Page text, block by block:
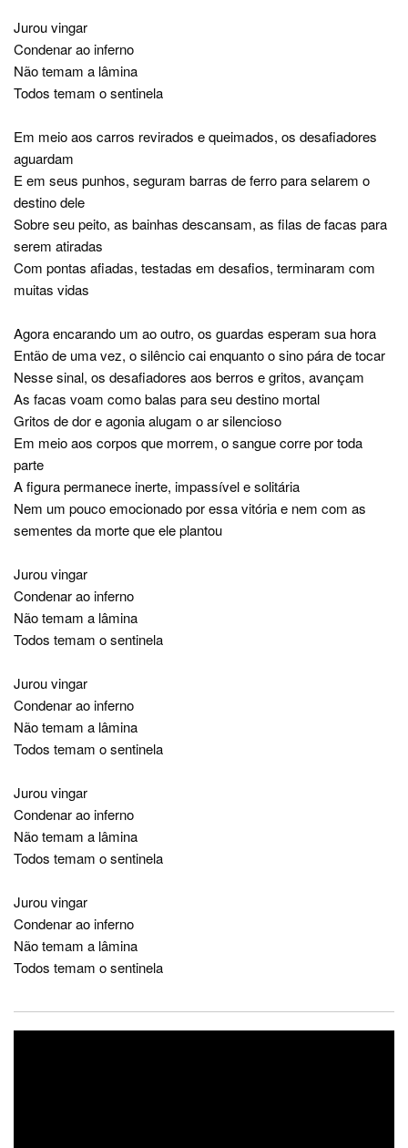
Jurou vingar
Condenar ao inferno
Não temam a lâmina
Todos temam o sentinela
Em meio aos carros revirados e queimados, os desafiadores
aguardam
E em seus punhos, seguram barras de ferro para selarem o
destino dele
Sobre seu peito, as bainhas descansam, as filas de facas para
serem atiradas
Com pontas afiadas, testadas em desafios, terminaram com
muitas vidas
Agora encarando um ao outro, os guardas esperam sua hora
Então de uma vez, o silêncio cai enquanto o sino pára de tocar
Nesse sinal, os desafiadores aos berros e gritos, avançam
As facas voam como balas para seu destino mortal
Gritos de dor e agonia alugam o ar silencioso
Em meio aos corpos que morrem, o sangue corre por toda
parte
A figura permanece inerte, impassível e solitária
Nem um pouco emocionado por essa vitória e nem com as
sementes da morte que ele plantou
Jurou vingar
Condenar ao inferno
Não temam a lâmina
Todos temam o sentinela
Jurou vingar
Condenar ao inferno
Não temam a lâmina
Todos temam o sentinela
Jurou vingar
Condenar ao inferno
Não temam a lâmina
Todos temam o sentinela
Jurou vingar
Condenar ao inferno
Não temam a lâmina
Todos temam o sentinela